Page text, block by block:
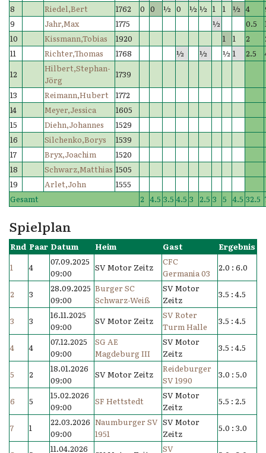
8
Riedel,Bert 1762 0 0 ½ 0 ½ ½ 1 1 ½ 4
9
Jahr,Max 1775 ½ 0.5
10
Kissmann,Tobias 1920 1 1 2
11
Richter,Thomas 1768 ½ ½ ½ 1 2.5
12
Hilbert,Stephan-
Jörg
1739
13
Reimann,Hubert
1772
14
Meyer,Jessica
1605
15
Diehn,Johannes
1529
16
Silchenko,Borys
1539
17
Bryx,Joachim
1520
18
Schwarz,Matthias 1505
19
Arlet,John
1555
Gesamt
2 4.5 3.5 4.5 3 2.5 3 5 4.5 32.5
Spielplan
Rnd Paar Datum Heim Gast
Ergebnis
1
4
07.09.2025
09:00
SV Motor Zeitz
CFC
Germania 03
2.0 : 6.0
2 3
28.09.2025
09:00
Burger SC
Schwarz-Weiß
SV Motor
Zeitz
3.5 : 4.5
3 3
16.11.2025
09:00
SV Motor Zeitz
SV Roter
Turm Halle
3.5 : 4.5
4 4
07.12.2025
09:00
SG AE
Magdeburg III
SV Motor
Zeitz
3.5 : 4.5
5 2
18.01.2026
09:00
SV Motor Zeitz
Reideburger
SV 1990
3.0 : 5.0
6 5
15.02.2026
09:00
SF Hettstedt
SV Motor
Zeitz
5.5 : 2.5
7 1
22.03.2026
09:00
Naumburger SV
1951
SV Motor
Zeitz
5.0 : 3.0
11.04.2026 SV